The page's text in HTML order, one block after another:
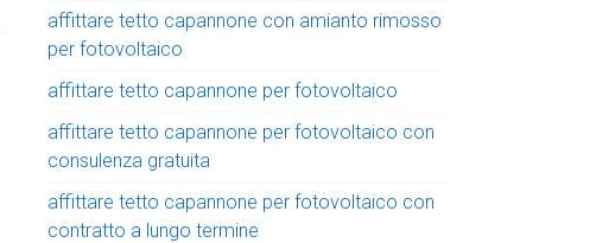
affittare tetto capannone con amianto rimosso
per fotovoltaico
affittare tetto capannone per fotovoltaico
affittare tetto capannone per fotovoltaico con
consulenza gratuita
affittare tetto capannone per fotovoltaico con
contratto a lungo termine